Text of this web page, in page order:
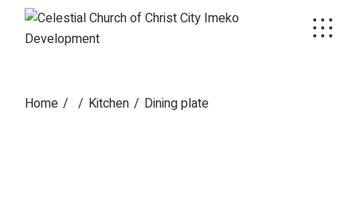
content
Home Kitchen Dining plate